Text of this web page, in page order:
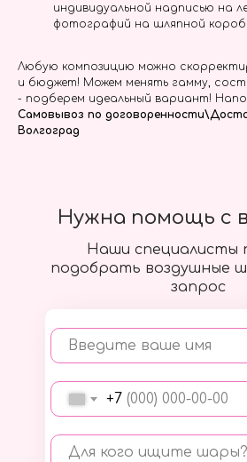
индивидуальной надписью на
фотографий на шляпной
Любую композицию можно
и бюджет! Можем менять гамму,
- подберем идеальный вариант!
Самовывоз по
Волгоград
Наши специалисты
подобрать воздушные
запрос
Введите ваше имя
+7
Для кого ищите шары?
Нужна помощь с